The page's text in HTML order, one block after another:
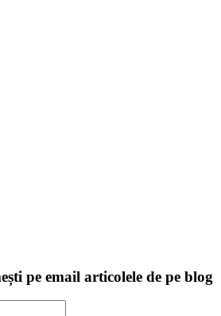
pe email articolele de pe blog